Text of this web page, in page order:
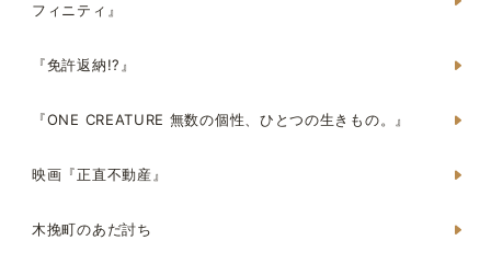
フィニティ』
『免許返納!?』
『ONE CREATURE 無数の個性、ひとつの生きもの。』
映画『正直不動産』
木挽町のあだ討ち